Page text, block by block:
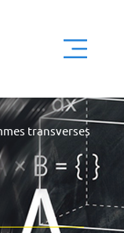
transverses